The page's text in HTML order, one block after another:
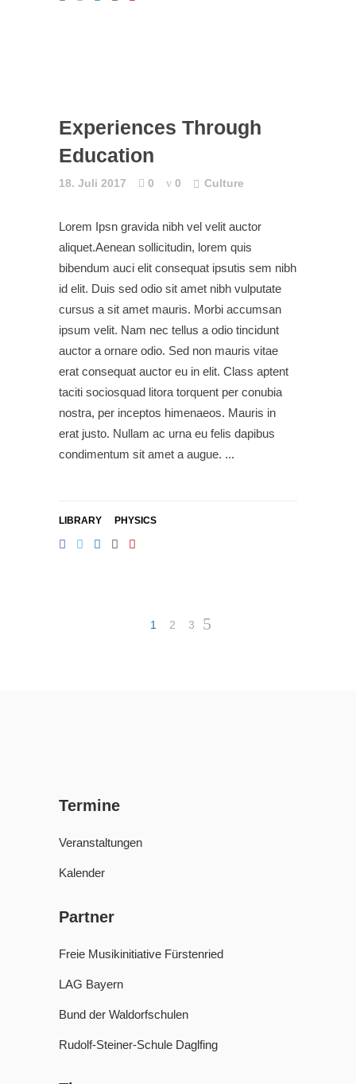
Experiences Through
Education
18. Juli 2017 0 0 Culture
Lorem Ipsn gravida nibh vel velit auctor
aliquet.Aenean sollicitudin, lorem quis
bibendum auci elit consequat ipsutis sem nibh
id elit. Duis sed odio sit amet nibh vulputate
cursus a sit amet mauris. Morbi accumsan
ipsum velit. Nam nec tellus a odio tincidunt
auctor a ornare odio. Sed non mauris vitae
erat consequat auctor eu in elit. Class aptent
taciti sociosquad litora torquent per conubia
nostra, per inceptos himenaeos. Mauris in
erat justo. Nullam ac urna eu felis dapibus
condimentum sit amet a augue.
LIBRARY PHYSICS
1 2 3
Termine
Veranstaltungen
Kalender
Partner
Freie Musikinitiative Fürstenried
LAG Bayern
Bund der Waldorfschulen
Rudolf-Steiner-Schule Daglfing